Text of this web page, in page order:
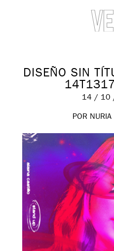
DISEÑO SIN
14 / 10
POR